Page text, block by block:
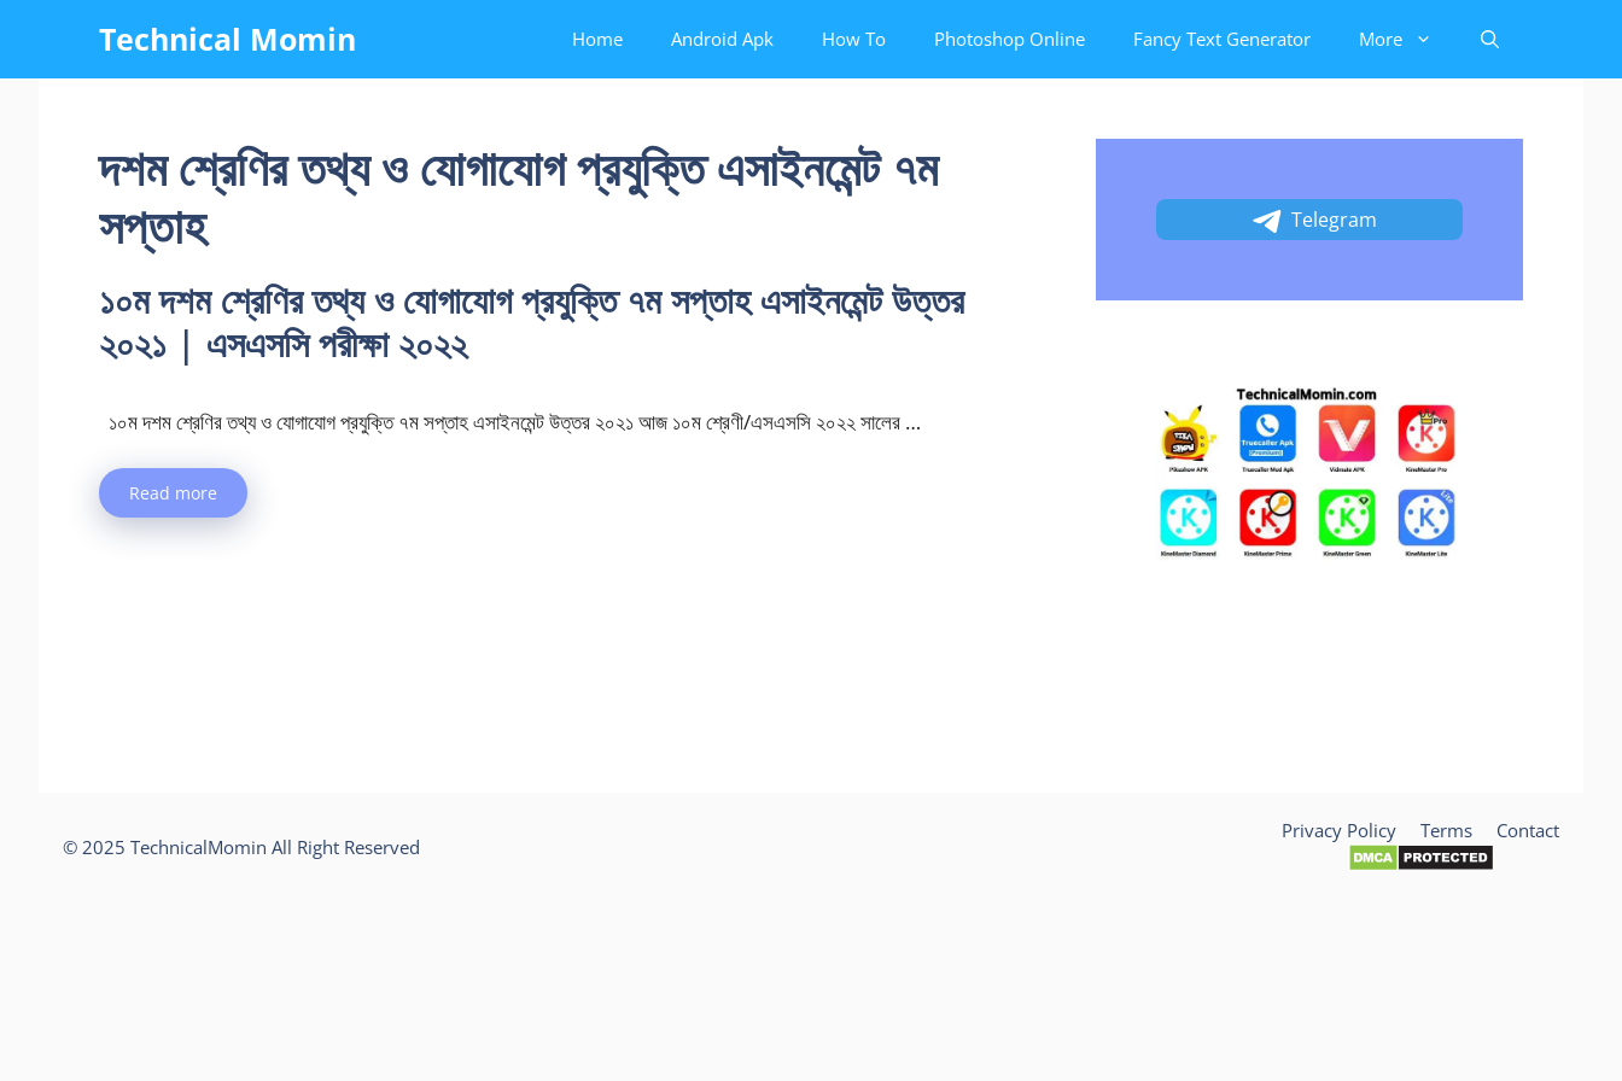
content
Technical Momin Home Android Apk How To Photoshop Online Fancy Text Generator More
দশম শ্রেণির তথ্য ও যোগাযোগ প্রযুক্তি এসাইনমেন্ট ৭ম
সপ্তাহ
১০ম দশম শ্রেণির তথ্য ও যোগাযোগ প্রযুক্তি ৭ম সপ্তাহ এসাইনমেন্ট উত্তর
২০২১ | এসএসসি পরীক্ষা ২০২২
১০ম দশম শ্রেণির তথ্য ও যোগাযোগ প্রযুক্তি ৭ম সপ্তাহ এসাইনমেন্ট উত্তর ২০২১ আজ ১০ম শ্রেণী/এসএসসি ২০২২ সালের …
Read more
Telegram
Privacy Policy Terms Contact
© 2025 TechnicalMomin All Right Reserved